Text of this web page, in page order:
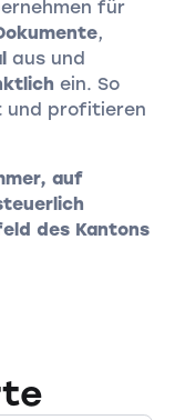
für
,
aus und
ein. So
und profitieren
auf
des Kantons